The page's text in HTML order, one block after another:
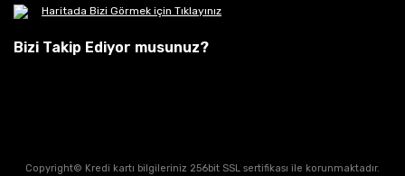
Haritada Bizi Görmek için Tıklayınız
Bizi Takip Ediyor musunuz?
Copyright© Kredi kartı bilgileriniz 256bit SSL sertifikası ile korunmaktadır.